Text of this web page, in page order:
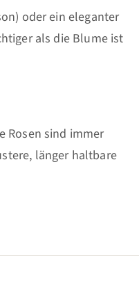
oder ein eleganter
als die Blume ist
Rosen sind immer
länger haltbare